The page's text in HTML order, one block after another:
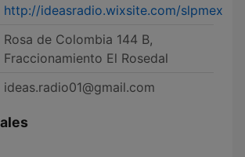
http://ideasradio.wixsite.com/slpmex
Rosa de Colombia 144 B,
Fraccionamiento El Rosedal
ideas.radio01@gmail.com